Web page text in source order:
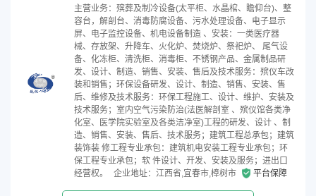
主营业务：殡葬及制冷设备(太平柜、水晶棺、瞻仰台)、整
容台，解剖台、消毒防腐设备、污水处理设备、电子显示
屏、电子监控设备、机电设备制造 、安装：一类医疗器
械、存放架、升降车、火化炉、焚烧炉、祭祀炉、 尾气设
备、化冻柜、清洗柜、消毒柜、不锈钢产品、金属制品研
发、设计、制造、销售、安装、售后及技术服务：殡仪车改
装和销售；环保设备研发、设计、制造、销售、安装、售
后、维修及技术服务：环保工程施工、设计、维护、安装及
技术服务；室内空气污染防治(法医解剖室 、殡仪馆各类净
化室、医学院实验室及各类洁净室)工程的研发、设计 、制
造、销售、安装、售后、技术服务；建筑工程总承包；建筑
装饰装 修工程专业承包：建筑机电安装工程专业承包；环
保工程专业承包；软 件设计、开发、安装及服务；进出口
经营权。
企业地址：江西省,宜春市,樟树市 平台保障